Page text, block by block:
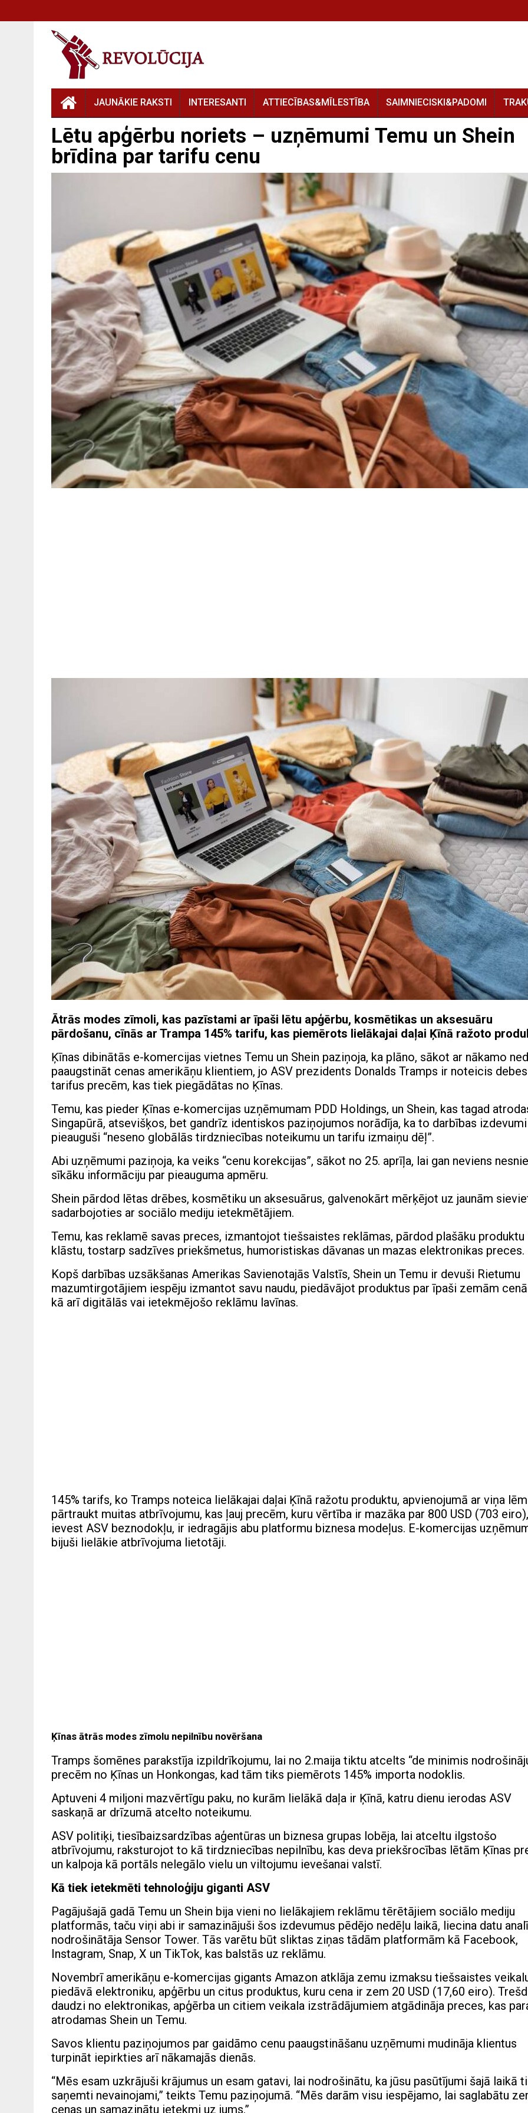
JAUNĀKIE RAKSTI INTERESANTI ATTIECĪBAS&MĪLESTĪBA SAIMNIECISKI&PADOMI
Lētu apģērbu noriets – uzņēmumi Temu un Shein
brīdina par tarifu cenu
Ātrās modes zīmoli, kas pazīstami ar īpaši lētu apģērbu, kosmētikas un aksesuāru
pārdošanu, cīnās ar Trampa 145% tarifu, kas piemērots lielākajai daļai Ķīnā ražoto
Ķīnas dibinātās e-komercijas vietnes Temu un Shein paziņoja, ka plāno, sākot ar nākamo
paaugstināt cenas amerikāņu klientiem, jo ​​ASV prezidents Donalds Tramps ir noteicis
tarifus precēm, kas tiek piegādātas no Ķīnas.
Temu, kas pieder Ķīnas e-komercijas uzņēmumam PDD Holdings, un Shein, kas tagad
Singapūrā, atsevišķos, bet gandrīz identiskos paziņojumos norādīja, ka to darbības
pieauguši “neseno globālās tirdzniecības noteikumu un tarifu izmaiņu dēļ”.
Abi uzņēmumi paziņoja, ka veiks “cenu korekcijas”, sākot no 25. aprīļa, lai gan neviens
sīkāku informāciju par pieauguma apmēru.
Shein pārdod lētas drēbes, kosmētiku un aksesuārus, galvenokārt mērķējot uz jaunām
sadarbojoties ar sociālo mediju ietekmētājiem.
Temu, kas reklamē savas preces, izmantojot tiešsaistes reklāmas, pārdod plašāku produktu
klāstu, tostarp sadzīves priekšmetus, humoristiskas dāvanas un mazas elektronikas preces.
Kopš darbības uzsākšanas Amerikas Savienotajās Valstīs, Shein un Temu ir devuši Rietumu
mazumtirgotājiem iespēju izmantot savu naudu, piedāvājot produktus par īpaši zemām
kā arī digitālās vai ietekmējošo reklāmu lavīnas.
145% tarifs, ko Tramps noteica lielākajai daļai Ķīnā ražotu produktu, apvienojumā ar viņa
pārtraukt muitas atbrīvojumu, kas ļauj precēm, kuru vērtība ir mazāka par 800 USD (703 eiro),
ievest ASV beznodokļu, ir iedragājis abu platformu biznesa modeļus. E-komercijas
bijuši lielākie atbrīvojuma lietotāji.
Ķīnas ātrās modes zīmolu nepilnību novēršana
Tramps šomēnes parakstīja izpildrīkojumu, lai no 2.maija tiktu atcelts “de minimis
precēm no Ķīnas un Honkongas, kad tām tiks piemērots 145% importa nodoklis.
Aptuveni 4 miljoni mazvērtīgu paku, no kurām lielākā daļa ir Ķīnā, katru dienu ierodas ASV
saskaņā ar drīzumā atcelto noteikumu.
ASV politiķi, tiesībaizsardzības aģentūras un biznesa grupas lobēja, lai atceltu ilgstošo
atbrīvojumu, raksturojot to kā tirdzniecības nepilnību, kas deva priekšrocības lētām Ķīnas
un kalpoja kā portāls nelegālo vielu un viltojumu ievešanai valstī.
Kā tiek ietekmēti tehnoloģiju giganti ASV
Pagājušajā gadā Temu un Shein bija vieni no lielākajiem reklāmu tērētājiem sociālo mediju
platformās, taču viņi abi ir samazinājuši šos izdevumus pēdējo nedēļu laikā, liecina datu
nodrošinātāja Sensor Tower. Tās varētu būt sliktas ziņas tādām platformām kā Facebook,
Instagram, Snap, X un TikTok, kas balstās uz reklāmu.
Novembrī amerikāņu e-komercijas gigants Amazon atklāja zemu izmaksu tiešsaistes
piedāvā elektroniku, apģērbu un citus produktus, kuru cena ir zem 20 USD (17,60 eiro).
daudzi no elektronikas, apģērba un citiem veikala izstrādājumiem atgādināja preces, kas
atrodamas Shein un Temu.
Savos klientu paziņojumos par gaidāmo cenu paaugstināšanu uzņēmumi mudināja klientus
turpināt iepirkties arī nākamajās dienās.
“Mēs esam uzkrājuši krājumus un esam gatavi, lai nodrošinātu, ka jūsu pasūtījumi šajā laikā
saņemti nevainojami,” teikts Temu paziņojumā. “Mēs darām visu iespējamo, lai saglabātu
cenas un samazinātu ietekmi uz jums.”